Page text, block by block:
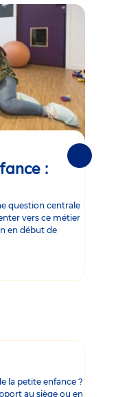
:
question centrale
vers ce métier
en début de
la petite enfance ?
au siège ou en